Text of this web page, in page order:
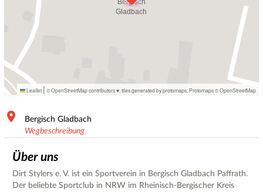
Leaflet | © OpenStreetMap contributors ♥, tiles generated by protomaps Protomaps©OpenStreetMap
Bergisch Gladbach
Wegbeschreibung
Über uns
Dirt Stylers e. V. ist ein Sportverein in Bergisch Gladbach Paffrath.
Der beliebte Sportclub in NRW im Rheinisch-Bergischer Kreis